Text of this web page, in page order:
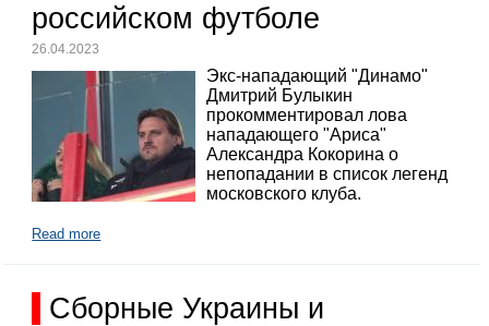
российском футболе
26.04.2023
Экс-нападающий "Динамо"
Дмитрий Булыкин
прокомментировал лова
нападающего "Ариса"
Александра Кокорина о
непопадании в список легенд
московского клуба.
Read more
Сборные Украины и